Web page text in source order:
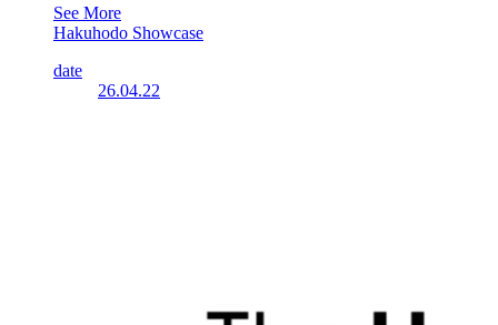
See More
Hakuhodo Showcase
date
26.04.22